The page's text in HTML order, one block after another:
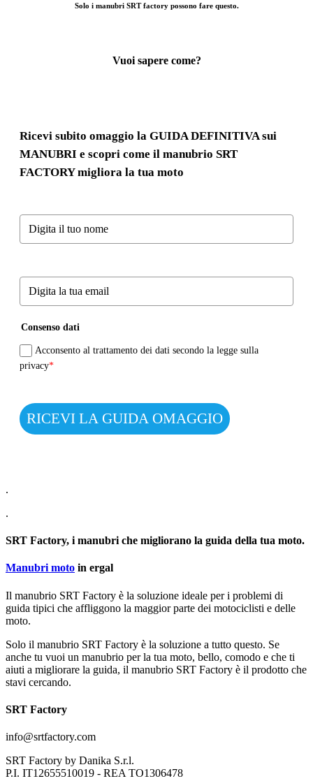
Solo i manubri SRT factory possono fare questo.
Vuoi sapere come?
Ricevi subito omaggio la GUIDA DEFINITIVA sui
MANUBRI e scopri come il manubrio SRT
FACTORY migliora la tua moto
Consenso dati
Acconsento al trattamento dei dati secondo la legge sulla
privacy*
RICEVI LA GUIDA OMAGGIO
.
.
SRT Factory, i manubri che migliorano la guida della tua moto.
Manubri moto in ergal
Il manubrio SRT Factory è la soluzione ideale per i problemi di
guida tipici che affliggono la maggior parte dei motociclisti e delle
moto.
Solo il manubrio SRT Factory è la soluzione a tutto questo. Se
anche tu vuoi un manubrio per la tua moto, bello, comodo e che ti
aiuti a migliorare la guida, il manubrio SRT Factory è il prodotto che
stavi cercando.
SRT Factory
info@srtfactory.com
SRT Factory by Danika S.r.l.
P.I. IT12655510019 - REA TO1306478